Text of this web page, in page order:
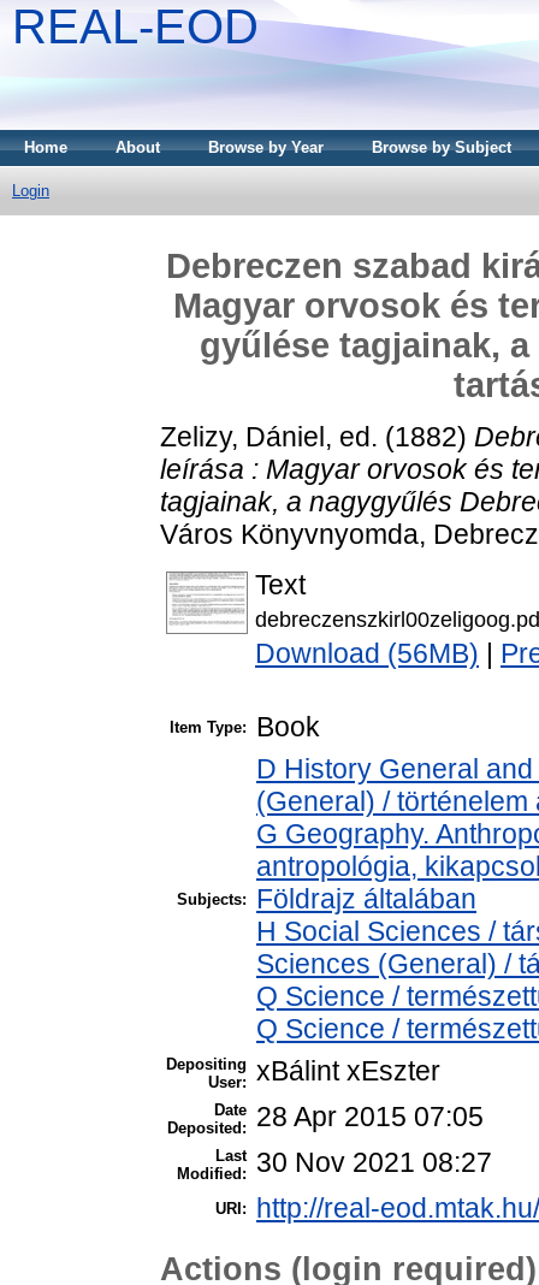
REAL-EOD
Home About Browse by Year Browse by Subject
Login
Debreczen szabad
Magyar orvosok és
gyűlése tagjainak,
Zelizy, Dániel, ed. (1882)
leírása : Magyar orvosok és
tagjainak, a nagygyűlés
Város Könyvnyomda,
Text
Download (56MB)
Item Type: Book
Subjects:
D History General
(General) / történelem
G Geography.
antropológia,
Földrajz általában
H Social Sciences /
Sciences (General) /
Q Science /
Q Science /
Depositing
User: xBálint xEszter
Date
Deposited:
28 Apr 2015 07:05
Last
Modified:
30 Nov 2021 08:27
URI: http://real-
Actions (login required)